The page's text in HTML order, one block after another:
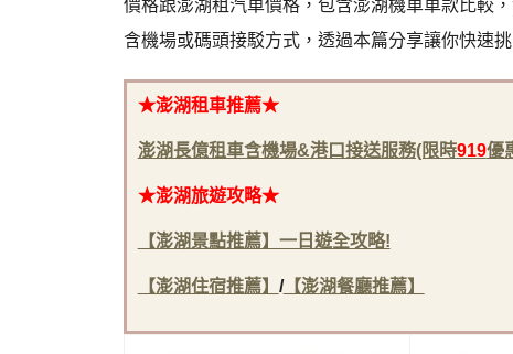
價格跟澎湖租汽車價格，包含澎湖機車車款比較
含機場或碼頭接駁方式，透過本篇分享讓你快速
★澎湖租車推薦★
澎湖長億租車含機場&港口接送服務(限時919優
★澎湖旅遊攻略★
【澎湖景點推薦】一日遊全攻略!
【澎湖住宿推薦】 /【澎湖餐廳推薦】